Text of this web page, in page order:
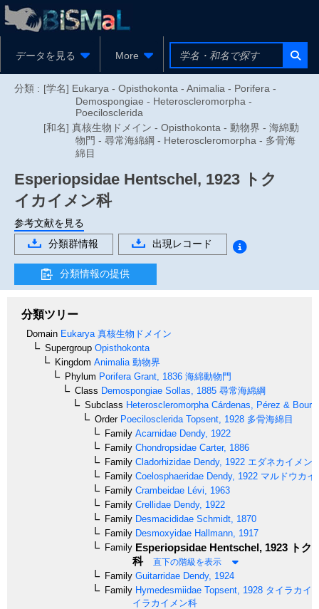
データを見る More
分類 : [学名] Eukarya - Opisthokonta - Animalia - Porifera -
Demospongiae - Heteroscleromorpha -
Poecilosclerida
[和名] 真核生物ドメイン - Opisthokonta - 動物界 - 海綿動
物門 - 尋常海綿綱 - Heteroscleromorpha - 多骨海
綿目
Esperiopsidae Hentschel, 1923 トク
イカイメン科
参考文献を見る
分類群情報
出現レコード
分類情報の提供
分類ツリー
Domain Eukarya 真核生物ドメイン
Supergroup Opisthokonta
Kingdom Animalia 動物界
Phylum Porifera Grant, 1836 海綿動物門
Class Demospongiae Sollas, 1885 尋常海綿綱
Subclass Heteroscleromorpha Cárdenas, Pérez &
OrderPoecilosclerida Topsent, 1928 多骨海綿目
Family Acarnidae Dendy, 1922
Family Chondropsidae Carter, 1886
Family Cladorhizidae Dendy, 1922 エダネカイメン
Family Coelosphaeridae Dendy, 1922 マルドウカイ
Family Crambeidae Lévi, 1963
Family Crellidae Dendy, 1922
Family Desmacididae Schmidt, 1870
Family Desmoxyidae Hallmann, 1917
Family Esperiopsidae Hentschel, 1923 トク
科
直下の階級を表示
Family Guitarridae Dendy, 1924
Family Hymedesmiidae Topsent, 1928 タイラカイ
イラカイメン科